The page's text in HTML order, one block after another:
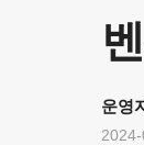
운영